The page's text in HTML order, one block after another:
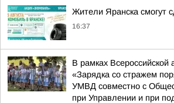
Жители Яранска смогут
16:37
В рамках
«Зарядка со стражем
УМВД совместно с
при Управлении и при